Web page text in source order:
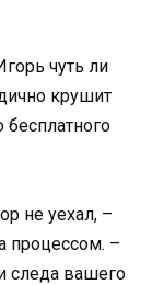
чуть ли
крушит
бесплатного
не уехал, –
процессом. –
следа вашего